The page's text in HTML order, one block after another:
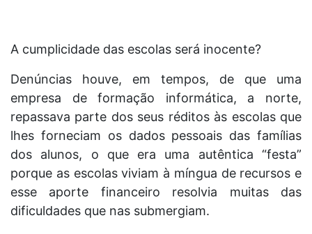
A cumplicidade das escolas será inocente?
Denúncias houve, em tempos, de que uma
empresa de formação informática, a norte,
repassava parte dos seus réditos às escolas que
lhes forneciam os dados pessoais das famílias
dos alunos, o que era uma autêntica “festa”
porque as escolas viviam à míngua de recursos e
esse aporte financeiro resolvia muitas das
dificuldades que nas submergiam.